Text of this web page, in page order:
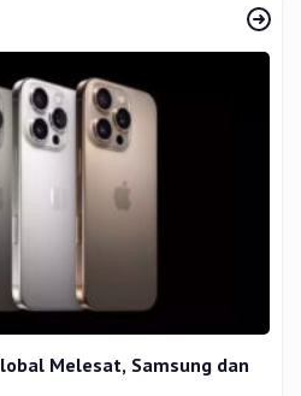
Melesat, Samsung dan